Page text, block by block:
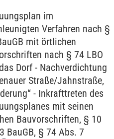
im
Verfahren nach §
mit örtlichen
nach § 74 LBO
Dorf - Nachverdichtung
Straße/Jahnstraße,
- Inkrafttreten des
mit seinen
Bauvorschriften, § 10
BauGB, § 74 Abs. 7